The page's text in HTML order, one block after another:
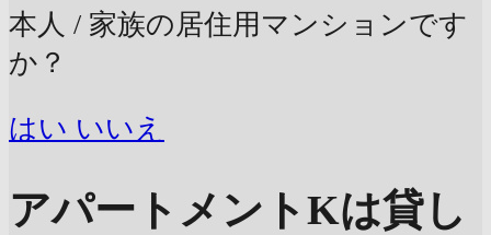
本人 / 家族の居住用マンションです
か？
はい いいえ
アパートメントKは貸し